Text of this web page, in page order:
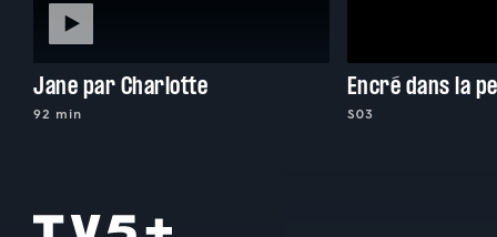
Jane par Charlotte
92 min
Encré dans la
S03